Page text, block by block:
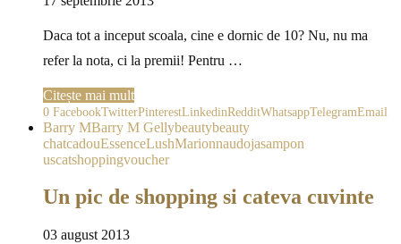
Daca tot a inceput scoala, cine e dornic de 10? Nu, nu ma
refer la nota, ci la premii! Pentru …
Citește mai mult
0 FacebookTwitterPinterestLinkedinRedditWhatsappTelegramEmail
Barry MBarry M Gellybeautybeauty
chatcadouEssenceLushMarionnaudojasampon
uscatshoppingvoucher
Un pic de shopping si cateva cuvinte
03 august 2013